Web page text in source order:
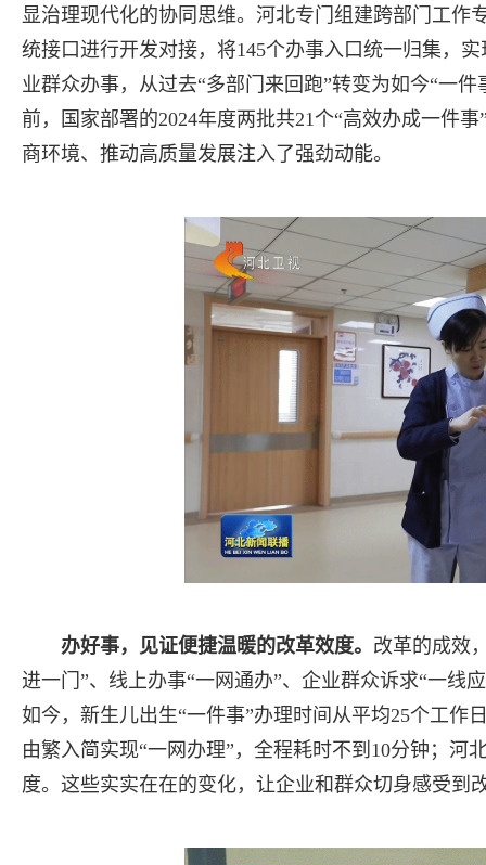
显治理现代化的协同思维。河北专门组建跨部门工作
统接口进行开发对接，将145个办事入口统一归集，
业群众办事，从过去“多部门来回跑”转变为如今“一
前，国家部署的2024年度两批共21个“高效办成一件
商环境、推动高质量发展注入了强劲动能。
办好事，见证便捷温暖的改革效度。 改革的成效
进一门”、线上办事“一网通办”、企业群众诉求“一线
如今，新生儿出生“一件事”办理时间从平均25个工作
由繁入简实现“一网办理”，全程耗时不到10分钟；河
度。这些实实在在的变化，让企业和群众切身感受到